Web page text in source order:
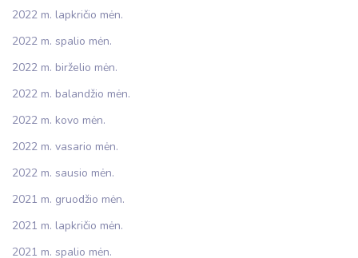
2022 m. lapkričio mėn.
2022 m. spalio mėn.
2022 m. birželio mėn.
2022 m. balandžio mėn.
2022 m. kovo mėn.
2022 m. vasario mėn.
2022 m. sausio mėn.
2021 m. gruodžio mėn.
2021 m. lapkričio mėn.
2021 m. spalio mėn.